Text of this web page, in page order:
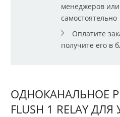
менеджеров
самостоятельно
Оплатите
получите его в
ОДНОКАНАЛЬНОЕ
FLUSH 1 RELAY